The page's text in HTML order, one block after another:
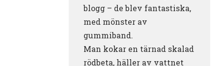
blogg – de blev fantastiska,
med mönster av
gummiband.
Man kokar en tärnad skalad
rödbeta, häller av vattnet